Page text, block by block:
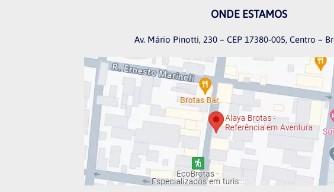
ONDE ESTAMOS
Av. Mário Pinotti, 230 – CEP 17380-005, Centro –